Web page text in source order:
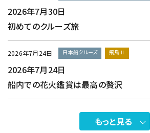
2026年7月30日
初めてのクルーズ旅
2026年7月24日 日本船クルーズ 飛鳥Ⅱ
2026年7月24日
船内での花火鑑賞は最高の贅沢
もっと見る